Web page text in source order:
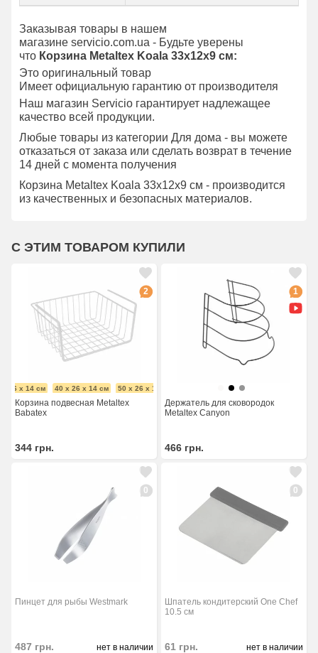
Заказывая товары в нашем
магазине servicio.com.ua - Будьте уверены
что Корзина Metaltex Koala 33x12x9 см:
Это оригинальный товар
Имеет официальную гарантию от производителя
Наш магазин Servicio гарантирует надлежащее
качество всей продукции.
Любые товары из категории Для дома - вы можете
отказаться от заказа или сделать возврат в течение
14 дней с момента получения
Корзина Metaltex Koala 33x12x9 см - производится
из качественных и безопасных материалов.
С ЭТИМ ТОВАРОМ КУПИЛИ
2
x 26 x 14 см 40 x 26 x 14 см 50 x 26 x 14 см
Корзина подвесная Metaltex
Babatex
344 грн.
1
Держатель для сковородок
Metaltex Canyon
466 грн.
0
Пинцет для рыбы Westmark
487 грн. нет в наличии
0
Шпатель кондитерский One Chef
10.5 см
61 грн. нет в наличии